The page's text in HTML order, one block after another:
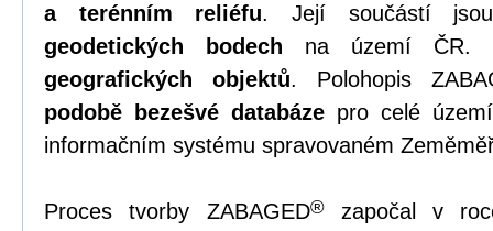
a terénním reliéfu. Její součástí
geodetických bodech na území ČR.
geografických objektů. Polohopis
podobě bezešvé databáze pro celé
informačním systému spravovaném
Proces tvorby ZABAGED®započal v